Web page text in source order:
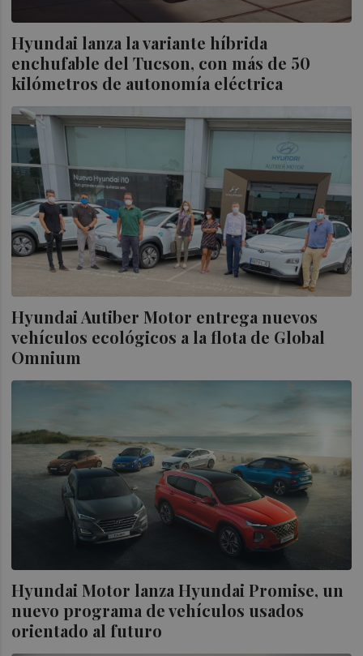
Hyundai lanza la variante híbrida
enchufable del Tucson, con más de 50
kilómetros de autonomía eléctrica
Hyundai Autiber Motor entrega nuevos
vehículos ecológicos a la flota de Global
Omnium
Hyundai Motor lanza Hyundai Promise, un
nuevo programa de vehículos usados
orientado al futuro